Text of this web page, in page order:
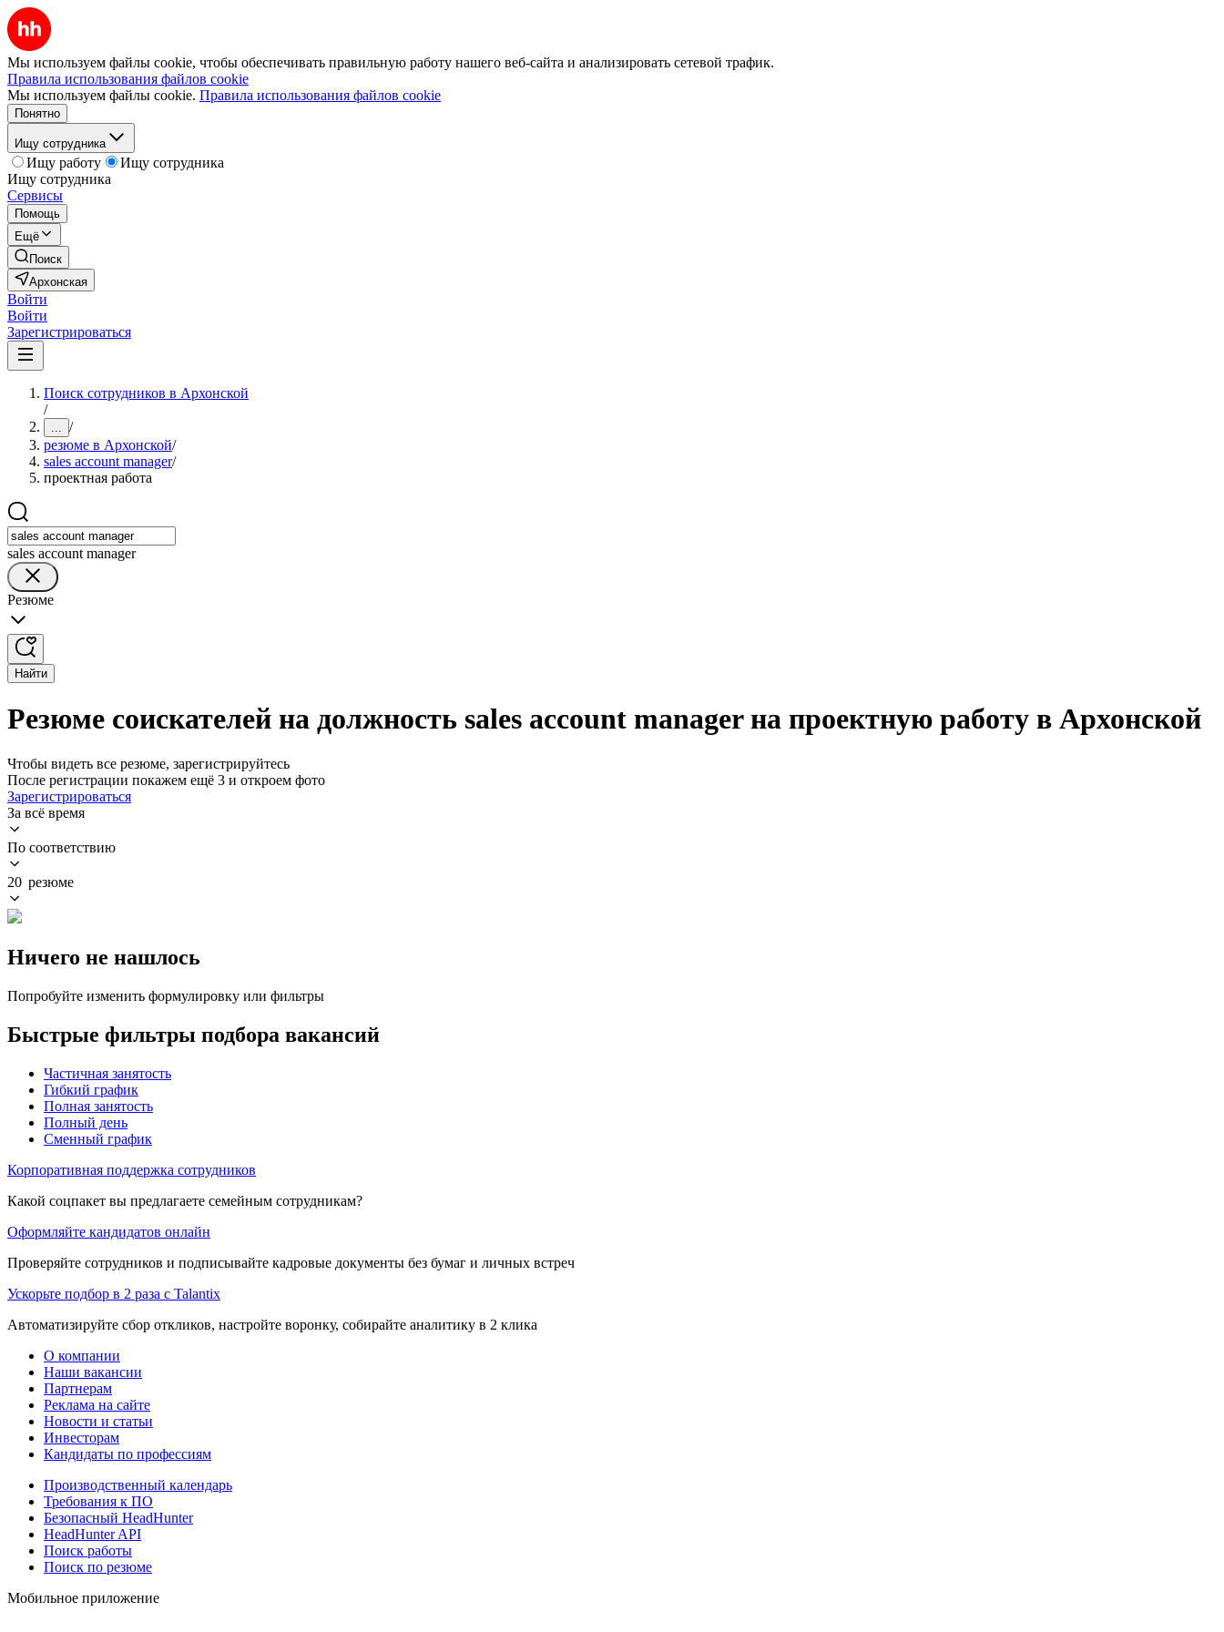
Мы используем файлы cookie, чтобы обеспечивать правильную работу нашего веб-сайта и анализировать сетевой трафик.
Правила использования файлов cookie
Мы используем файлы cookie. Правила использования файлов cookie
Понятно
Ищу сотрудника
Ищу работу
Ищу сотрудника
Ищу сотрудника
Сервисы
Помощь
Ещё
Поиск
Архонская
Войти
Войти
Зарегистрироваться
Поиск сотрудников в Архонской
/
... /
резюме в Архонской/
sales account manager/
проектная работа
sales account manager
Резюме
Найти
Резюме соискателей на должность sales account manager на проектную работу в Архонской
Чтобы видеть все резюме, зарегистрируйтесь
После регистрации покажем ещё 3 и откроем фото
Зарегистрироваться
За всё время
По соответствию
20 резюме
Ничего не нашлось
Попробуйте изменить формулировку или фильтры
Быстрые фильтры подбора вакансий
Частичная занятость
Гибкий график
Полная занятость
Полный день
Сменный график
Корпоративная поддержка сотрудников
Какой соцпакет вы предлагаете семейным сотрудникам?
Оформляйте кандидатов онлайн
Проверяйте сотрудников и подписывайте кадровые документы без бумаг и личных встреч
Ускорьте подбор в 2 раза с Talantix
Автоматизируйте сбор откликов, настройте воронку, собирайте аналитику в 2 клика
О компании
Наши вакансии
Партнерам
Реклама на сайте
Новости и статьи
Инвесторам
Кандидаты по профессиям
Производственный календарь
Требования к ПО
Безопасный HeadHunter
HeadHunter API
Поиск работы
Поиск по резюме
Мобильное приложение